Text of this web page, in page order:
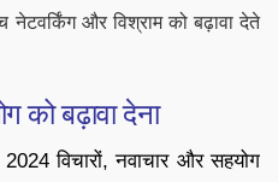
नेटवर्किंग और विश्राम को बढ़ावा देते
को बढ़ावा देना
विचारों, नवाचार और सहयोग